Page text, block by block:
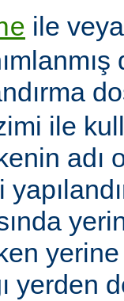
ile
ile
adı
yerden